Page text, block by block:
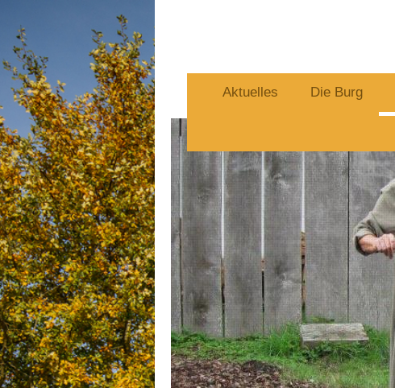
Aktuelles Die Burg